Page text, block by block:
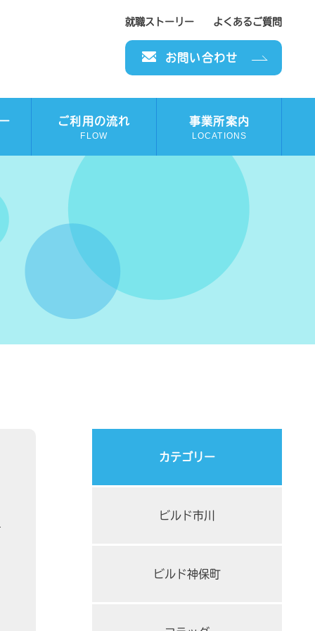
就職ストーリー よくあるご質問
お問い合わせ
ご利用の流れ
FLOW
事業所案内
LOCATIONS
カテゴリー
ビルド市川
ビルド神保町